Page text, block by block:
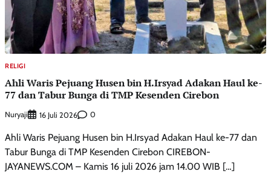
RELIGI
Ahli Waris Pejuang Husen bin H.Irsyad Adakan Haul ke-
77 dan Tabur Bunga di TMP Kesenden Cirebon
Nuryaji 16 Juli 2026 0
Ahli Waris Pejuang Husen bin H.Irsyad Adakan Haul ke-77 dan
Tabur Bunga di TMP Kesenden Cirebon CIREBON-
JAYANEWS.COM – Kamis 16 juli 2026 jam 14.00 WIB […]